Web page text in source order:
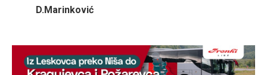
D.Marinković